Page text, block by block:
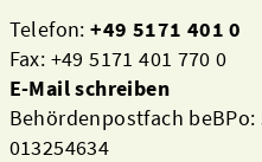
Telefon:+49 5171 401 0
Fax: +49 5171 401 770 0
E-Mail schreiben
Behördenpostfach beBPo:
013254634